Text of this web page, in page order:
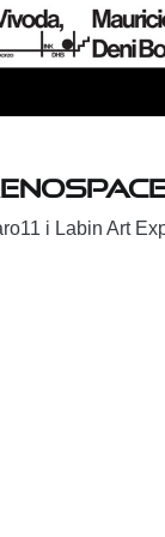
i Labin Art